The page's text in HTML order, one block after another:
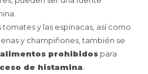
tomates y las espinacas, así como
y champiñones, también se
alimentos prohibidos para
de histamina